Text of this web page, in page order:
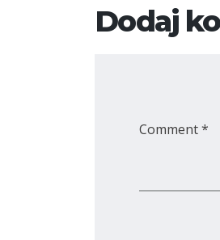
Dodaj
Comment *